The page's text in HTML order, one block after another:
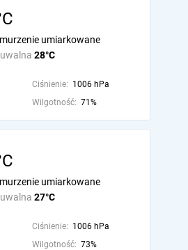
28°C
umiarkowane
Ciśnienie: 1006 hPa
Wilgotność: 71%
27°C
umiarkowane
Ciśnienie: 1006 hPa
Wilgotność: 73%